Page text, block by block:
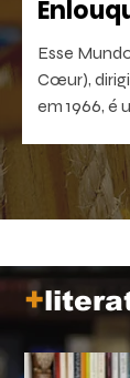
Esse
Cœur),
em 1966, é
que,
tempo,
+